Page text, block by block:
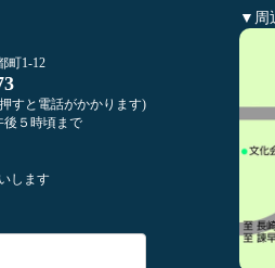
町1-12
すと電話がかかります)
５時頃まで
します
▼周